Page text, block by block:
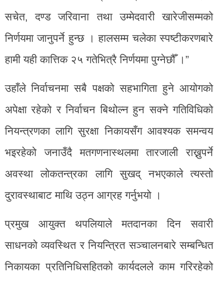
सचेत, दण्ड जरिवाना तथा उम्मेदवारी खारेजीसम्मको
निर्णयमा जानुपर्ने हुन्छ । हालसम्म चलेका स्पष्टीकरणबारे
हामी यही कात्तिक २५ गतेभित्रै निर्णयमा पुग्नेछौँ ।”
उहाँले निर्वाचनमा सबै पक्षको सहभागिता हुने आयोगको
अपेक्षा रहेको र निर्वाचन बिथोल्न हुन सक्ने गतिविधिको
नियन्त्रणका लागि सुरक्षा निकायसँग आवश्यक समन्वय
भइरहेको जनाउँदै मतगणनास्थलमा तारजाली राख्नुपर्ने
अवस्था लोकतन्त्रका लागि सुखद् नभएकाले त्यस्तो
दुरावस्थाबाट माथि उठ्न आग्रह गर्नुभयो ।
प्रमुख आयुक्त थपलियाले मतदानका दिन सवारी
साधनको व्यवस्थित र नियन्त्रित सञ्चालनबारे सम्बन्धित
निकायका प्रतिनिधिसहितको कार्यदलले काम गरिरहेको